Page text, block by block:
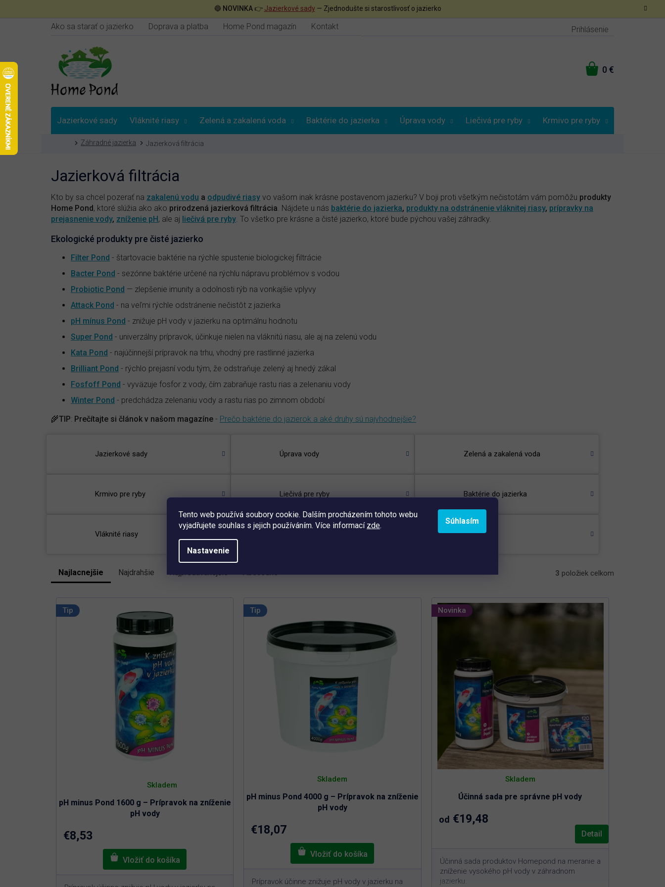
Tento web používá soubory cookie. Dalším procházením tohoto webu
vyjadřujete souhlas s jejich používáním. Více informací zde.
Nastavenie
Súhlasím
🔵 NOVINKA👉 Jazierkové sady — Zjednodušte si starostlivosť o jazierko
Ako sa starať o jazierko Doprava a platba Home Pond magazín Kontakt Prihlásenie
NÁKUPNÝ
Jazierkové sady Vláknité riasy Zelená a zakalená voda Baktérie do jazierka Úprava vody Liečivá pre ryby Krmivo pre ryby
Poradna
Domov
Záhradné jazierka Jazierková filtrácia
Jazierková filtrácia
Kto by sa chcel pozerať na zakalenú vodu a odpudivé riasy vo vašom inak krásne postavenom jazierku? V boji proti všetkým nečistotám vám pomôžu produkty
Home Pond, ktoré slúžia ako ako prirodzená jazierková filtrácia . Nájdete u nás baktérie do jazierka, produkty na odstránenie vláknitej riasy, prípravky na
prejasnenie vody, zníženie pH, ale aj liečivá pre ryby . To všetko pre krásne a čisté jazierko, ktoré bude pýchou vašej záhradky.
Ekologické produkty pre čisté jazierko
Filter Pond - štartovacie baktérie na rýchle spustenie biologickej filtrácie
Bacter Pond - sezónne baktérie určené na rýchlu nápravu problémov s vodou
Probiotic Pond — zlepšenie imunity a odolnosti rýb na vonkajšie vplyvy
Attack Pond - na veľmi rýchle odstránenie nečistôt z jazierka
pH mínus Pond - znižuje pH vody v jazierku na optimálnu hodnotu
Super Pond - univerzálny prípravok, účinkuje nielen na vláknitú riasu, ale aj na zelenú vodu
Kata Pond - najúčinnejší prípravok na trhu, vhodný pre rastlinné jazierka
Brilliant Pond - rýchlo prejasní vodu tým, že odstraňuje zelený aj hnedý zákal
Fosfoff Pond - vyväzuje fosfor z vody, čím zabraňuje rastu rias a zelenaniu vody
Winter Pond - predchádza zelenaniu vody a rastu rias po zimnom období
🌾TIP: Prečítajte si článok v našom magazíne - Prečo baktérie do jazierok a aké druhy sú najvhodnejšie?
Jazierkové sady Úprava vody Zelená a zakalená voda
Krmivo pre ryby Liečivá pre ryby Baktérie do jazierka
Vláknité riasy Test
Najlacnejšie Najdrahšie 3 položiek celkom
Tip
pH minus Pond 1600 g – Prípravok na zníženie
pH vody
hodnotenie
je
5,0
z
5
Skladem
€8,53
Tip
pH minus Pond 4000 g – Prípravok na zníženie
pH vody
Skladem
€18,07
Prípravok účinne znižuje pH vody v jazierku na
Novinka
Účinná sada pre správne pH vody
Skladem
od €19,48
Detail
Účinná sada produktov Homepond na meranie a
zníženie vysokého pH vody v záhradnom
jazierku.